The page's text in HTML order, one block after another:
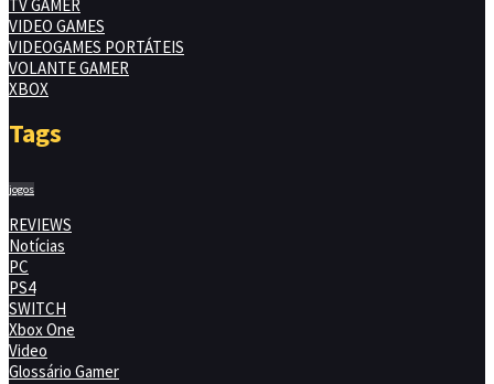
TV GAMER
VIDEO GAMES
VIDEOGAMES PORTÁTEIS
VOLANTE GAMER
XBOX
Tags
jogos
REVIEWS
Notícias
PC
PS4
SWITCH
Xbox One
Video
Glossário Gamer